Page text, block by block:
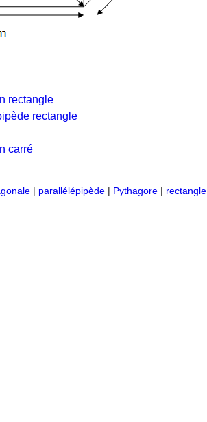
rectangle
rectangle
carré
| parallélépipède | Pythagore | rectangle